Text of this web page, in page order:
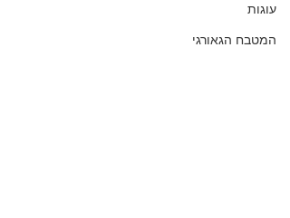
עוגות
המטבח הגאורגי